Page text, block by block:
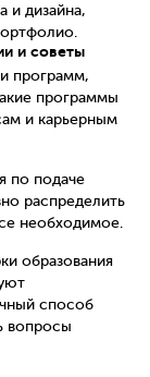
и дизайна,
и советы
программ,
программы
и карьерным
по подаче
распределить
необходимое.
образования
способ
вопросы